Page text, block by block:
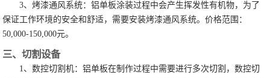
3、烤漆通风系统：铝单板涂装过程中会产生挥发性有机物，为了
保证工作环境的安全和舒适，需要安装烤漆通风系统。价格范围：
50,000-150,000元。
三、切割设备
1、数控切割机：铝单板在制作过程中需要进行多次切割，数控切